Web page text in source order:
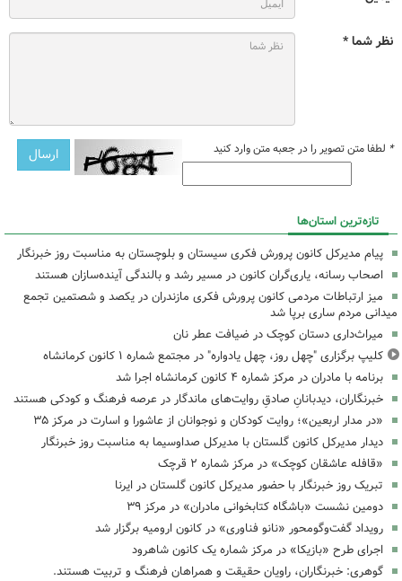
نظر شما *
* لطفا متن تصویر را در جعبه متن وارد کنید
تازه‌ترین استان‌ها
پیام مدیرکل کانون پرورش فکری سیستان و بلوچستان به مناسبت روز خبرنگار
اصحاب رسانه، یاری‌گران کانون در مسیر رشد و بالندگی آینده‌سازان هستند
میز ارتباطات مردمی کانون پرورش فکری مازندران در یکصد و شصتمین تجمع
میدانی مردم ساری برپا شد
میراث‌داری دستان کوچک در ضیافت عطر نان
کلیپ برگزاری "چهل روز، چهل یادواره" در مجتمع شماره ۱ کانون کرمانشاه
برنامه با مادران در مرکز شماره ۴ کانون کرمانشاه اجرا شد
خبرنگاران، دیدبانانِ صادقِ روایت‌های ماندگار در عرصه فرهنگ و کودکی هستند
«در مدار اربعین»؛ روایت کودکان و نوجوانان از عاشورا و اسارت در مرکز ۳۵
دیدار مدیرکل کانون گلستان با مدیرکل صداوسیما به مناسبت روز خبرنگار
«قافله عاشقان کوچک» در مرکز شماره ۲ قرچک
تبریک روز خبرنگار با حضور مدیرکل کانون گلستان در ایرنا
دومین نشست «باشگاه کتابخوانی مادران» در مرکز ۳۹
رویداد گفت‌وگومحور «نانو فناوری» در کانون ارومیه برگزار شد
اجرای طرح «بازیکا» در مرکز شماره یک کانون شاهرود
گوهری: خبرنگاران، راویان حقیقت و همراهان فرهنگ و تربیت هستند.